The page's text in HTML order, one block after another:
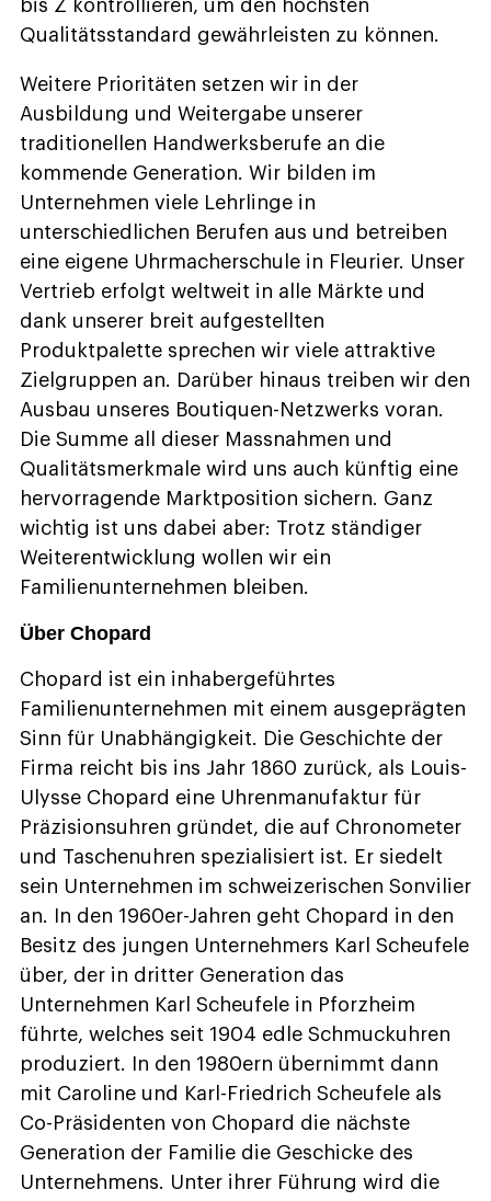
bis Z kontrollieren, um den höchsten
Qualitätsstandard gewährleisten zu können.
Weitere Prioritäten setzen wir in der
Ausbildung und Weitergabe unserer
traditionellen Handwerksberufe an die
kommende Generation. Wir bilden im
Unternehmen viele Lehrlinge in
unterschiedlichen Berufen aus und betreiben
eine eigene Uhrmacherschule in Fleurier. Unser
Vertrieb erfolgt weltweit in alle Märkte und
dank unserer breit aufgestellten
Produktpalette sprechen wir viele attraktive
Zielgruppen an. Darüber hinaus treiben wir den
Ausbau unseres Boutiquen-Netzwerks voran.
Die Summe all dieser Massnahmen und
Qualitätsmerkmale wird uns auch künftig eine
hervorragende Marktposition sichern. Ganz
wichtig ist uns dabei aber: Trotz ständiger
Weiterentwicklung wollen wir ein
Familienunternehmen bleiben.
Über Chopard
Chopard ist ein inhabergeführtes
Familienunternehmen mit einem ausgeprägten
Sinn für Unabhängigkeit. Die Geschichte der
Firma reicht bis ins Jahr 1860 zurück, als Louis-
Ulysse Chopard eine Uhrenmanufaktur für
Präzisionsuhren gründet, die auf Chronometer
und Taschenuhren spezialisiert ist. Er siedelt
sein Unternehmen im schweizerischen Sonvilier
an. In den 1960er-Jahren geht Chopard in den
Besitz des jungen Unternehmers Karl Scheufele
über, der in dritter Generation das
Unternehmen Karl Scheufele in Pforzheim
führte, welches seit 1904 edle Schmuckuhren
produziert. In den 1980ern übernimmt dann
mit Caroline und Karl-Friedrich Scheufele als
Co-Präsidenten von Chopard die nächste
Generation der Familie die Geschicke des
Unternehmens. Unter ihrer Führung wird die